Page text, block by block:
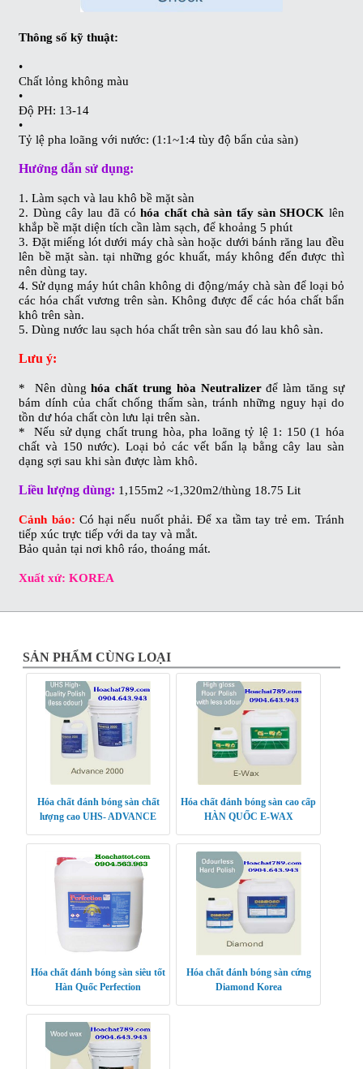
Thông số kỹ thuật:
•
Chất lỏng không màu
•
Độ PH: 13-14
•
Tỷ lệ pha loãng với nước: (1:1~1:4 tùy độ bẩn của sàn)
Hướng dẫn sử dụng:
1. Làm sạch và lau khô bề mặt sàn
2. Dùng cây lau đã cóhóa chất chà sàn tẩy sàn SHOCK lên
khắp bề mặt diện tích cần làm sạch, để khoảng 5 phút
3. Đặt miếng lót dưới máy chà sàn hoặc dưới bánh răng lau đều
lên bề mặt sàn. tại những góc khuất, máy không đến được thì
nên dùng tay.
4. Sử dụng máy hút chân không di động/máy chà sàn để loại bỏ
các hóa chất vương trên sàn. Không được để các hóa chất bẩn
khô trên sàn.
5. Dùng nước lau sạch hóa chất trên sàn sau đó lau khô sàn.
Lưu ý:
* Nên dùng hóa chất trung hòa Neutralizerđểlàm tăng sự
bám dính của chất chống thấm sàn,tránh những nguy hại do
tồn dư hóa chất còn lưu lại trên sàn.
* Nếu sử dụng chất trung hòa, pha loãng tỷ lệ 1: 150 (1 hóa
chất và 150 nước). Loại bỏ các vết bẩn lạ bằng cây lau sàn
dạng sợi sau khi sàn được làm khô.
Liều lượng dùng: 1,155m2 ~1,320m2/thùng 18.75 Lit
Cảnh báo: Có hại nếu nuốt phải. Để xa tầm tay trẻ em. Tránh
tiếp xúc trực tiếp với da tay và mắt.
Bảo quản tại nơi khô ráo, thoáng mát.
Xuất xứ: KOREA
SẢN PHẨM CÙNG LOẠI
Hóa chất đánh bóng sàn chất
lượng cao UHS- ADVANCE
Hóa chất đánh bóng sàn cao cấp
HÀN QUỐC E-WAX
Hóa chất đánh bóng sàn siêu tốt
Hàn Quốc Perfection
Hóa chất đánh bóng sàn cứng
Diamond Korea